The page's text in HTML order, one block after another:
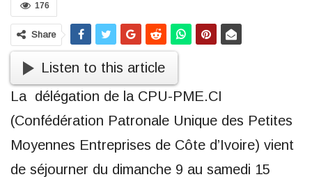
176
Share
Listen to this article
La délégation de la CPU-PME.CI
(Confédération Patronale Unique des Petites
Moyennes Entreprises de Côte d’Ivoire) vient
de séjourner du dimanche 9 au samedi 15